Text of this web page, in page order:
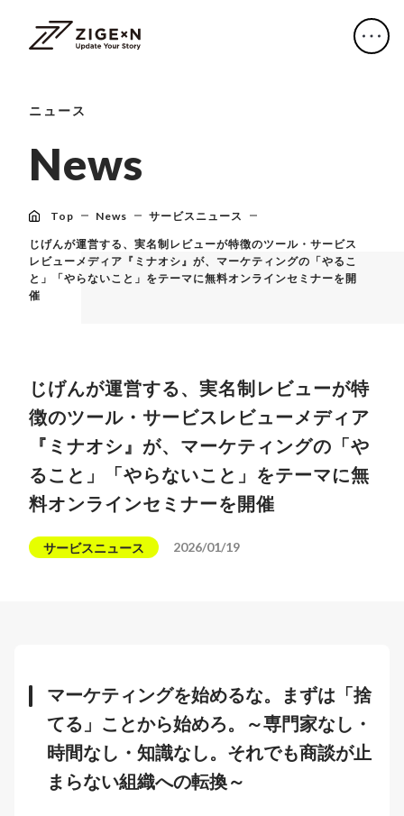
ニュース
News
Top News サービスニュース
じげんが運営する、実名制レビューが特徴のツール・サービス
レビューメディア『ミナオシ』が、マーケティングの「やるこ
と」「やらないこと」をテーマに無料オンラインセミナーを開
催
じげんが運営する、実名制レビューが特
徴のツール・サービスレビューメディア
『ミナオシ』が、マーケティングの「や
ること」「やらないこと」をテーマに無
料オンラインセミナーを開催
サービスニュース 2026/01/19
マーケティングを始めるな。まずは「捨
てる」ことから始めろ。～専門家なし・
時間なし・知識なし。それでも商談が止
まらない組織への転換～